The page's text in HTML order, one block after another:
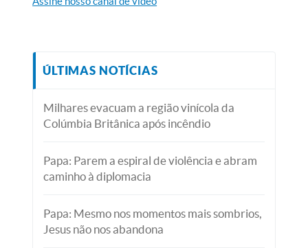
ÚLTIMAS NOTÍCIAS
Milhares evacuam a região vinícola da
Colúmbia Britânica após incêndio
Papa: Parem a espiral de violência e abram
caminho à diplomacia
Papa: Mesmo nos momentos mais sombrios,
Jesus não nos abandona